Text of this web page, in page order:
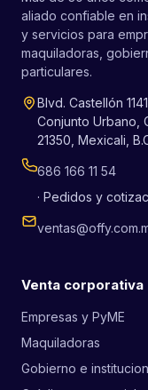
aliado confiable en
y servicios para
maquiladoras,
particulares.
Blvd. Castellón 1141,
Conjunto Urbano,
21350, Mexicali,
686 166 11 54
· Pedidos y
Venta corporativa
Empresas y PyME
Maquiladoras
Gobierno e